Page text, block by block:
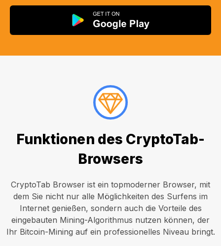
Funktionen des CryptoTab-
Browsers
CryptoTab Browser ist ein topmoderner Browser, mit
dem Sie nicht nur alle Möglichkeiten des Surfens im
Internet genießen, sondern auch die Vorteile des
eingebauten Mining-Algorithmus nutzen können, der
Ihr Bitcoin-Mining auf ein professionelles Niveau bringt.